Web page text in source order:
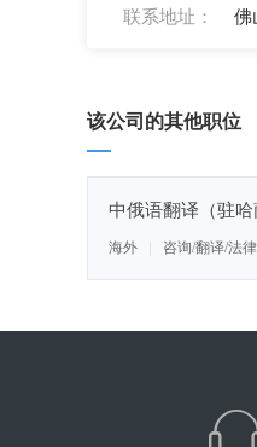
联系地址： 佛
该公司的其他职位
中俄语翻译（驻哈
海外 咨询/翻译/法律